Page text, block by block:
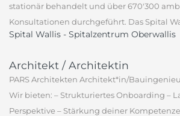
stationär behandelt und über 670'300
Konsultationen durchgeführt. Das Spital
Spital Wallis - Spitalzentrum Oberwallis
Architekt / Architektin
PARS Architekten Architekt*in/
Wir bieten: – Strukturiertes Onboarding –
Perspektive – Stärkung deiner